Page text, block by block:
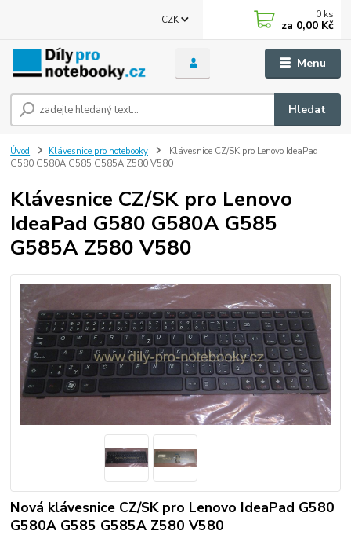
Menu
CZK
Hledat
0 ks
za 0,00 Kč
Úvod Klávesnice pro notebooky
Klávesnice CZ/SK pro Lenovo IdeaPad
G580 G580A G585 G585A Z580 V580
Klávesnice CZ/SK pro Lenovo
IdeaPad G580 G580A G585
G585A Z580 V580
Nová klávesnice CZ/SK pro Lenovo IdeaPad G580
G580A G585 G585A Z580 V580